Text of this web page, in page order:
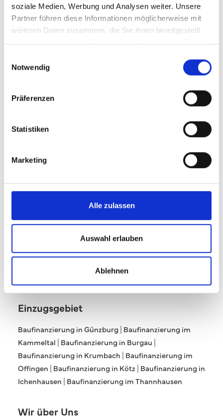
soziale Medien, Werbung und Analysen weiter. Unsere
Partner führen diese Informationen möglicherweise mit
weiteren Daten zusammen, die Sie ihnen bereitgestellt
haben oder die sie im Rahmen Ihrer Nutzung der Dienste
Notwendig
Präferenzen
Statistiken
Marketing
Alle zulassen
Auswahl erlauben
Ablehnen
Jobangebote
Für Makler aus der Region
89358 Kammeltal-Wettenhausen
Einzugsgebiet
Baufinanzierung in Günzburg | Baufinanzierung im
Kammeltal | Baufinanzierung in Burgau |
Baufinanzierung in Krumbach | Baufinanzierung im
Offingen | Baufinanzierung in Kötz | Baufinanzierung in
Ichenhausen | Baufinanzierung im Thannhausen
Wir über Uns